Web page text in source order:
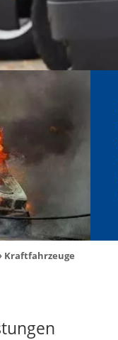
Kraftfahrzeuge